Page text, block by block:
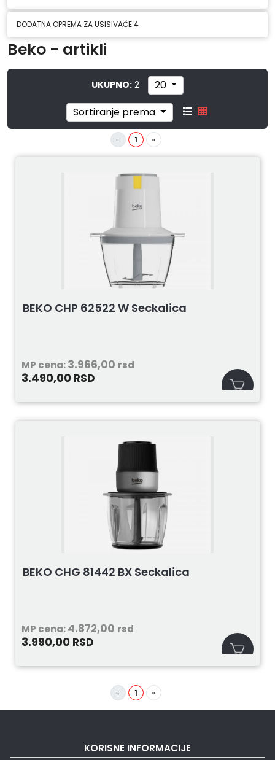
DODATNA OPREMA ZA USISIVAČE4
Beko - artikli
UKUPNO:2
20
Sortiranje prema
« 1 »
BEKO CHP 62522 W Seckalica
MP cena:3.966,00 rsd
3.490,00 RSD
BEKO CHG 81442 BX Seckalica
MP cena:4.872,00 rsd
3.990,00 RSD
« 1 »
KORISNE INFORMACIJE